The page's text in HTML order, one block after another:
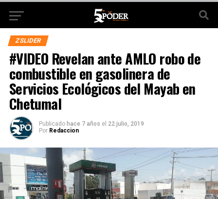
ZSLIDER
#VIDEO Revelan ante AMLO robo de
combustible en gasolinera de
Servicios Ecológicos del Mayab en
Chetumal
Publicado hace 7 años el 22 julio, 2019
Por Redaccion